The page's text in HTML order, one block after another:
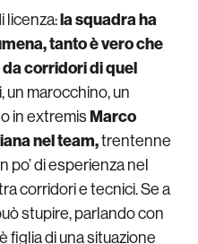
licenza:la squadra ha
tanto è vero che
corridori di quel
un marocchino, un
in extremisMarco
nel team,trentenne
po’ di esperienza nel
corridori e tecnici. Se a
stupire, parlando con
figlia di una situazione